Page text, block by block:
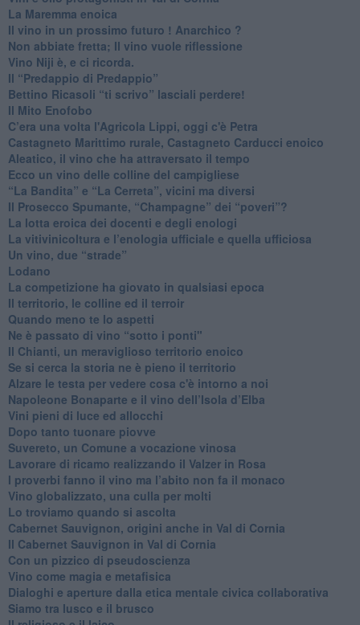
​La Maremma enoica
Il vino in un prossimo futuro ! Anarchico ?
​Non abbiate fretta; Il vino vuole riflessione
​Vino Niji è, e ci ricorda.
Il “Predappio di Predappio”
Bettino Ricasoli “ti scrivo” lasciali perdere!
Il Mito Enofobo
​C’era una volta l'Agricola Lippi, oggi c'è Petra
​Castagneto Marittimo rurale, Castagneto Carducci enoico
Aleatico, il vino che ha attraversato il tempo
Ecco un vino delle colline del campigliese
“La Bandita” e “La Cerreta”, vicini ma diversi
​Il Prosecco Spumante, “Champagne” dei “poveri”?
​La lotta eroica dei docenti e degli enologi
​La vitivinicoltura e l’enologia ufficiale e quella ufficiosa
​Un vino, due “strade”
Lodano
​La competizione ha giovato in qualsiasi epoca
Il territorio, le colline ed il terroir
Quando meno te lo aspetti
​Ne è passato di vino “sotto i ponti"
​Il Chianti, un meraviglioso territorio enoico
​Se si cerca la storia ne è pieno il territorio
Alzare le testa per vedere cosa c'è intorno a noi
​Napoleone Bonaparte e il vino dell’Isola d’Elba
Vini pieni di luce ed allocchi
Dopo tanto tuonare piovve
Suvereto, un Comune a vocazione vinosa
Lavorare di ricamo realizzando il Valzer in Rosa
​I proverbi fanno il vino ma l’abito non fa il monaco
Vino globalizzato, una culla per molti
Lo troviamo quando si ascolta
Cabernet Sauvignon, origini anche in Val di Cornia
Il Cabernet Sauvignon in Val di Cornia
Con un pizzico di pseudoscienza
​Vino come magia e metafisica
Dialoghi e aperture dalla etica mentale civica collaborativa
Siamo tra lusco e il brusco